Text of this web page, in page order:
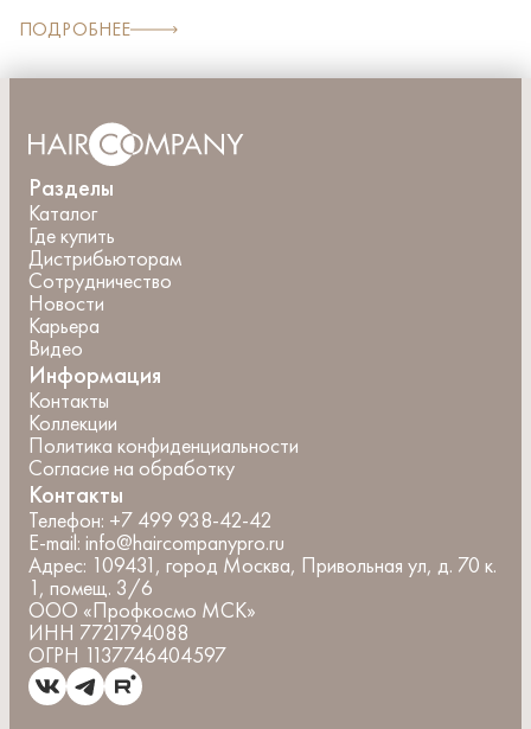
ПОДРОБНЕЕ
Разделы
Каталог
Где купить
Дистрибьюторам
Сотрудничество
Новости
Карьера
Видео
Информация
Контакты
Коллекции
Политика конфиденциальности
Согласие на обработку
Контакты
Телефон: +7 499 938-42-42
E-mail: info@haircompanypro.ru
Адрес: 109431, город Москва, Привольная ул, д. 70 к.
1, помещ. 3/6
ООО «Профкосмо МСК»
ИНН 7721794088
ОГРН 1137746404597